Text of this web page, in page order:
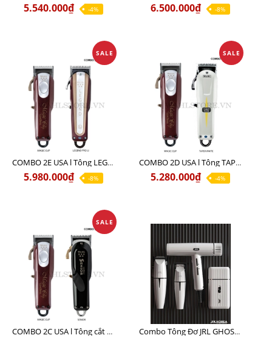
5.540.000₫ -4% 6.500.000₫ -8%
SALE
COMBO 2E USA l Tông LEGEND PRO LI + Tông MAGIC CLIP
5.980.000₫ -8%
SALE
COMBO 2D USA l Tông TAPER WHITE + Tông MAGIC CLIP
5.280.000₫ -4%
SALE
COMBO 2C USA l Tông cắt Senior + Tông cắt Magic clip Combo Tông Đơ JRL GHOST 3 Limited Edition Chính Hãng USA